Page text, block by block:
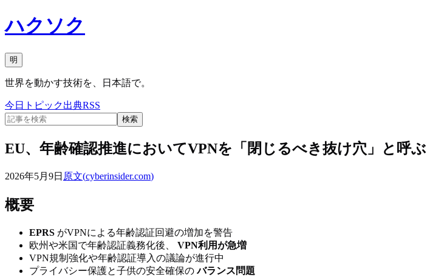
ハクソク
明
世界を動かす技術を、日本語で。
今日 トピック出典RSS
検索
EU、年齢確認推進においてVPNを「閉じるべき抜け穴」と呼ぶ
2026年5月9日 原文(cyberinsider.com)
概要
EPRS がVPNによる年齢認証回避の増加を警告
欧州や米国で年齢認証義務化後、 VPN利用が急増
VPN規制強化や年齢認証導入の議論が進行中
プライバシー保護と子供の安全確保のバランス問題